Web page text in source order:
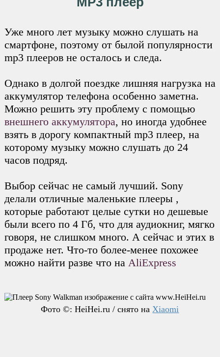
Уже много лет музыку можно слушать на
смартфоне, поэтому от былой популярности
mp3 плееров не осталось и следа.
Однако в долгой поездке лишняя нагрузка на
аккумулятор телефона особенно заметна.
Можно решить эту проблему с помощью
внешнего аккумулятора, но иногда удобнее
взять в дорогу компактный mp3 плеер, на
которому музыку можно слушать до 24
часов подряд.
Выбор сейчас не самый лучший. Sony
делали отличные маленькие плееры ,
которые работают целые сутки но дешевые
были всего по 4 Гб, что для аудиокниг, мягко
говоря, не слишком много. А сейчас и этих в
продаже нет. Что-то более-менее похожее
можно найти разве что на AliExpress
Фото ©: HeiHei.ru / снято наXiaomi